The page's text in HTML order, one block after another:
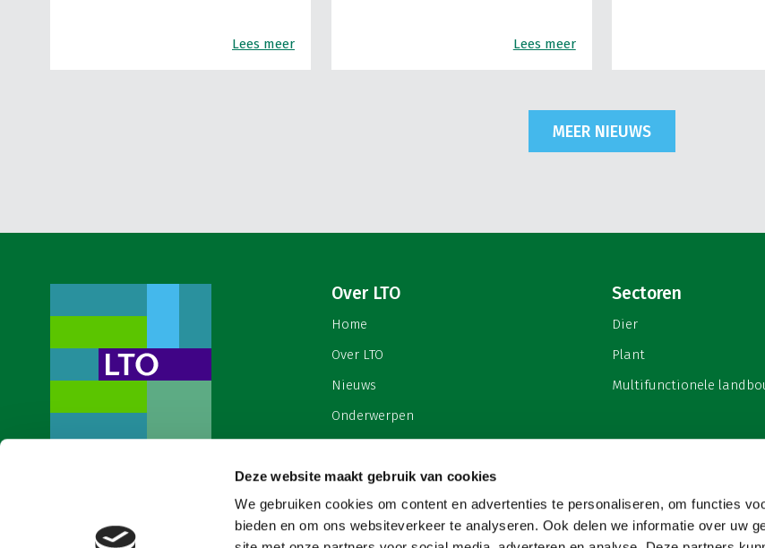
Deze website maakt gebruik van cookies
We gebruiken cookies om content en advertenties te personaliseren, om functies
bieden en om ons websiteverkeer te analyseren. Ook delen we informatie over uw
Lees meer Lees meer
MEER NIEUWS
werkgeversorganisatie met meerwaarde,
voor een sector met meerwaarde. Dat is
Land- en Tuinbouw Organisatie
Over LTO
Home
Over LTO
Nieuws
Onderwerpen
Contact
Cookies & privacy
Sectoren
Dier
Plant
Multifunctionele